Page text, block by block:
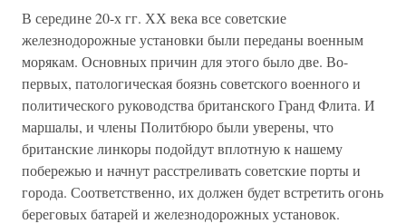
В середине 20-х гг. ХХ века все советские
железнодорожные установки были переданы военным
морякам. Основных причин для этого было две. Во-
первых, патологическая боязнь советского военного и
политического руководства британского Гранд Флита. И
маршалы, и члены Политбюро были уверены, что
британские линкоры подойдут вплотную к нашему
побережью и начнут расстреливать советские порты и
города. Соответственно, их должен будет встретить огонь
береговых батарей и железнодорожных установок.